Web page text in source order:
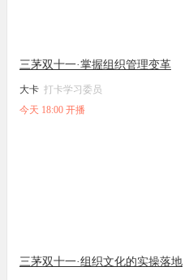
三茅双十一·掌握组织管理变革
大卡 打卡学习委员
今天 18:00 开播
三茅双十一·组织文化的实操落地